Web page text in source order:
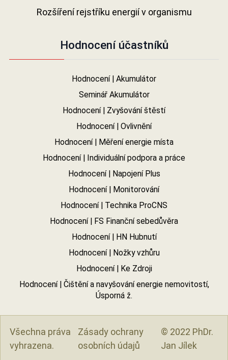
Rozšíření rejstříku energií v organismu
Hodnocení účastníků
Hodnocení | Akumulátor
Seminář Akumulátor
Hodnocení | Zvyšování štěstí
Hodnocení | Ovlivnění
Hodnocení | Měření energie místa
Hodnocení | Individuální podpora a práce
Hodnocení | Napojení Plus
Hodnocení | Monitorování
Hodnocení | Technika ProCNS
Hodnocení | FS Finanční sebedůvěra
Hodnocení | HN Hubnutí
Hodnocení | Nožky vzhůru
Hodnocení | Ke Zdroji
Hodnocení | Čištění a navyšování energie nemovitostí,
Úsporná ž.
Všechna práva
vyhrazena.
Zásady ochrany
osobních údajů
© 2022 PhDr.
Jan Jílek